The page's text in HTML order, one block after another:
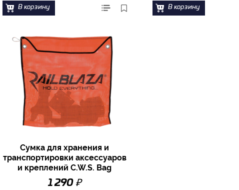
В корзину В корзину
Сумка для хранения и
транспортировки аксессуаров
и креплений C.W.S. Bag
1 290 ₽